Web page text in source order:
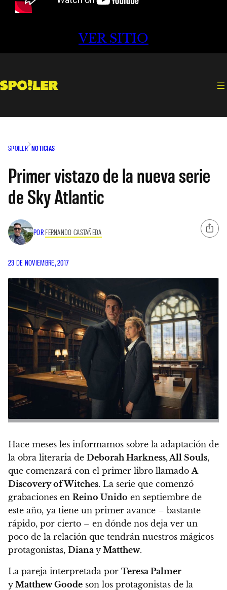
VER SITIO
SPOILER NOTICIAS
Primer vistazo de la nueva serie
de Sky Atlantic
POR FERNANDO CASTAÑEDA
23 DE NOVIEMBRE, 2017
Hace meses les informamos sobre la adaptación de
la obra literaria de Deborah Harkness, All Souls,
que comenzará con el primer libro llamado A
Discovery of Witches. La serie que comenzó
grabaciones en Reino Unido en septiembre de
este año, ya tiene un primer avance – bastante
rápido, por cierto – en dónde nos deja ver un
poco de la relación que tendrán nuestros mágicos
protagonistas, Diana y Matthew.
La pareja interpretada por Teresa Palmer
y Matthew Goode son los protagonistas de la